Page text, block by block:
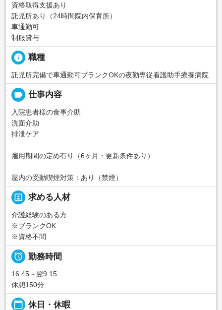
資格取得支援あり
託児所あり（24時間院内保育所）
車通勤可
制服貸与
info 職種
託児所完備で車通勤可ブランクOKの夜勤専従看護助手療養病院
label 仕事内容
入院患者様の食事介助
洗面介助
排泄ケア
雇用期間の定め有り（6ヶ月・更新条件あり）
屋内の受動喫煙対策：あり（禁煙）
portrait 求める人材
介護経験のある方
※ブランクOK
※資格不問
 勤務時間
16:45～翌9:15
休憩150分
calendar_today 休日・休暇